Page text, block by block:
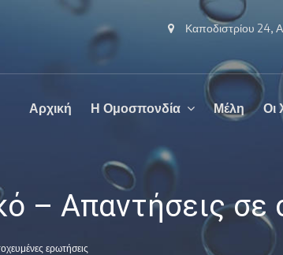
Καποδιστρίου 24,
Αρχική Η Ομοσπονδία Μέλη Οι
– Απαντήσεις σε
ερωτήσεις